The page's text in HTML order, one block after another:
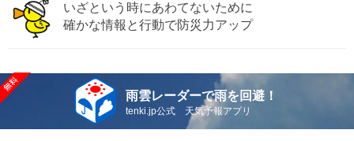
いざという時にあわてないために
確かな情報と行動で防災力アップ
雨雲レーダーで雨を回避！
tenki.jp公式 天気予報アプリ